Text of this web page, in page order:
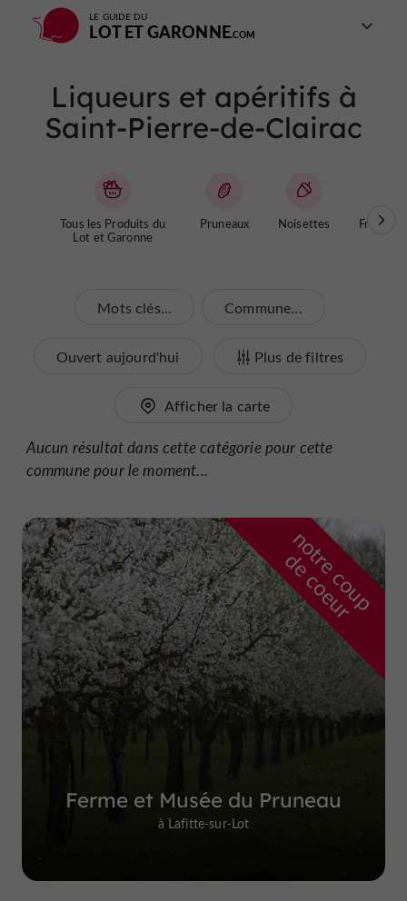
LE GUIDE DU
LOT ET GARONNE
Liqueurs et apéritifs à
Saint-Pierre-de-Clairac
Tous les Produits du
Lot et Garonne
Pruneaux Noisettes
Mots clés... Commune...
Ouvert aujourd'hui Plus de filtres
Afficher la carte
Aucun résultat dans cette catégorie pour cette
commune pour le moment...
n
o
t
r
e
c
o
u
p
d
e
c
o
e
u
r
Ferme et Musée du Pruneau
à Lafitte-sur-Lot